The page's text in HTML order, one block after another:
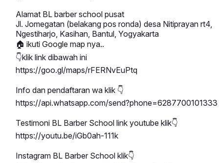
Alamat BL barber school pusat
Jl. Jomegatan (belakang pos ronda) desa Nitiprayan rt4,
Ngestiharjo, Kasihan, Bantul, Yogyakarta
🏠 ikuti Google map nya..
👇klik link dibawah ini
https://goo.gl/maps/rFERNvEuPtq
Info dan pendaftaran wa klik 👇
https://api.whatsapp.com/send?phone=6287700101333
Testimoni BL Barber School link youtube klik👇
https://youtu.be/iGb0ah-111k
Instagram BL Barber School klik👇